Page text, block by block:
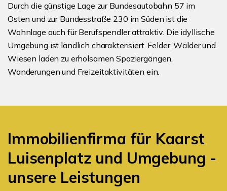
Durch die günstige Lage zur Bundesautobahn 57 im
Osten und zur Bundesstraße 230 im Süden ist die
Wohnlage auch für Berufspendler attraktiv. Die idyllische
Umgebung ist ländlich charakterisiert. Felder, Wälder und
Wiesen laden zu erholsamen Spaziergängen,
Wanderungen und Freizeitaktivitäten ein.
Immobilienfirma für Kaarst
Luisenplatz und Umgebung -
unsere Leistungen